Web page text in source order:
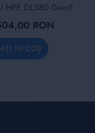
HPE DL380 Gen9
RON
IN COȘ